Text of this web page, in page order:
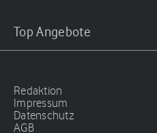
Top Angebote
Redaktion
Impressum
Datenschutz
AGB